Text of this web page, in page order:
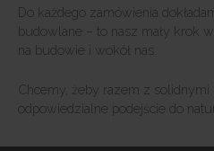
Do każdego zamówienia
budowlane – to nasz mały krok
na budowie i wokół nas.
Chcemy, żeby razem z solidnymi
odpowiedzialne podejście do